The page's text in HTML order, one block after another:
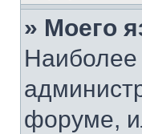
» Моего
Наиболее
форуме,